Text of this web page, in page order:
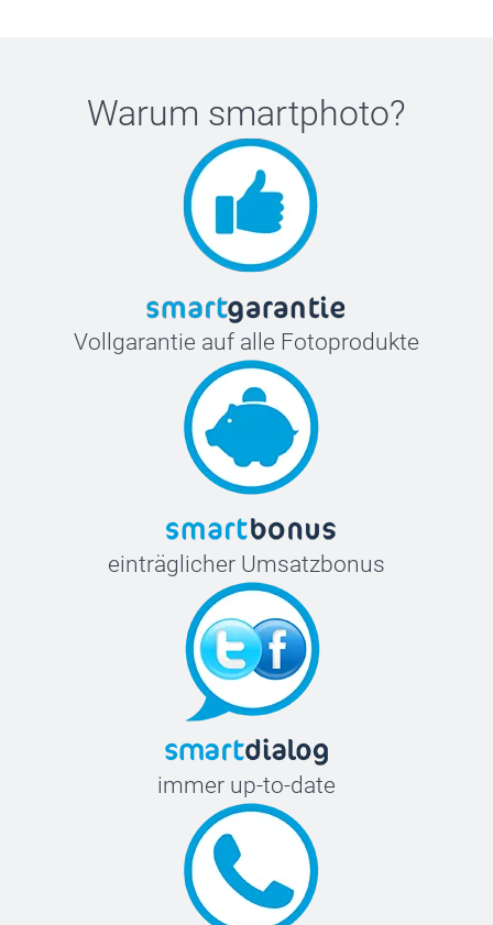
Warum smartphoto?
Vollgarantie auf alle Fotoprodukte
einträglicher Umsatzbonus
immer up-to-date